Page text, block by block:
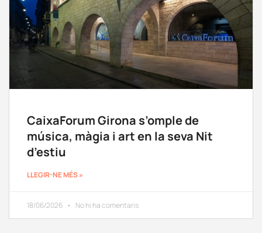
CaixaForum Girona s’omple de
música, màgia i art en la seva Nit
d’estiu
LLEGIR-NE MÉS »
18/06/2026 No hi ha comentaris